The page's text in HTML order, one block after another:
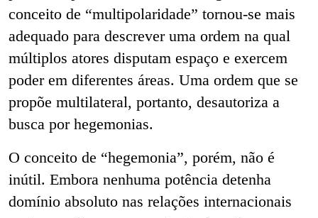
conceito de “multipolaridade” tornou-se mais
adequado para descrever uma ordem na qual
múltiplos atores disputam espaço e exercem
poder em diferentes áreas. Uma ordem que se
propõe multilateral, portanto, desautoriza a
busca por hegemonias.
O conceito de “hegemonia”, porém, não é
inútil. Embora nenhuma potência detenha
domínio absoluto nas relações internacionais